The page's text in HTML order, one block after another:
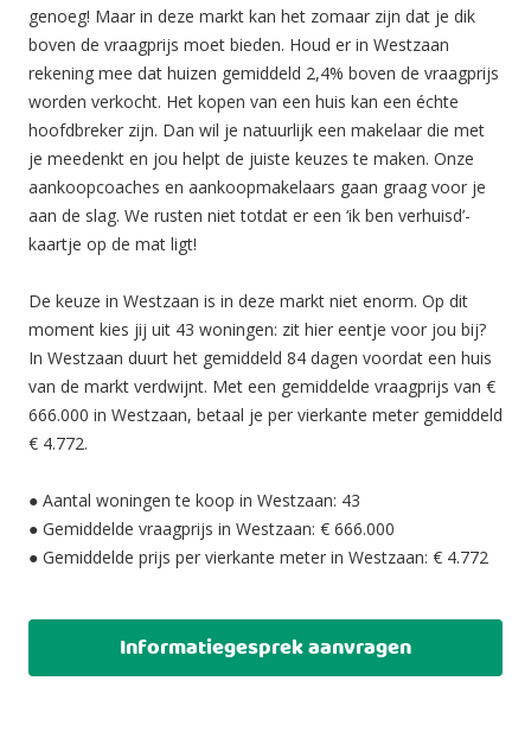
genoeg! Maar in deze markt kan het zomaar zijn dat je dik
boven de vraagprijs moet bieden. Houd er in Westzaan
rekening mee dat huizen gemiddeld 2,4% boven de vraagprijs
worden verkocht. Het kopen van een huis kan een échte
hoofdbreker zijn. Dan wil je natuurlijk een makelaar die met
je meedenkt en jou helpt de juiste keuzes te maken. Onze
aankoopcoaches en aankoopmakelaars gaan graag voor je
aan de slag. We rusten niet totdat er een ‘ik ben verhuisd’-
kaartje op de mat ligt!
De keuze in Westzaan is in deze markt niet enorm. Op dit
moment kies jij uit 43 woningen: zit hier eentje voor jou bij?
In Westzaan duurt het gemiddeld 84 dagen voordat een huis
van de markt verdwijnt. Met een gemiddelde vraagprijs van €
666.000 in Westzaan, betaal je per vierkante meter gemiddeld
€ 4.772.
● Aantal woningen te koop in Westzaan: 43
● Gemiddelde vraagprijs in Westzaan: € 666.000
● Gemiddelde prijs per vierkante meter in Westzaan: € 4.772
Informatiegesprek aanvragen